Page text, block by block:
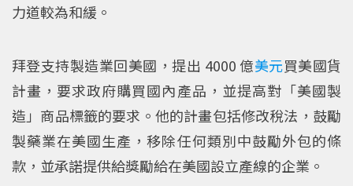
力道較為和緩。
拜登支持製造業回美國，提出 4000 億美元買美國貨
計畫，要求政府購買國內產品，並提高對「美國製
造」商品標籤的要求。他的計畫包括修改稅法，鼓勵
製藥業在美國生產，移除任何類別中鼓勵外包的條
款，並承諾提供給獎勵給在美國設立產線的企業。